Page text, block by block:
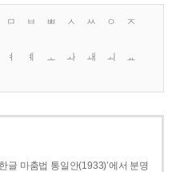
ㅁ ㅂ ㅃ ㅅ ㅆ ㅇ
ㅈ
ㅕ ㅖ ㅗ ㅘ ㅙ ㅚ
ㅛ
글 마춤법 통일안(1933)’에서 분명